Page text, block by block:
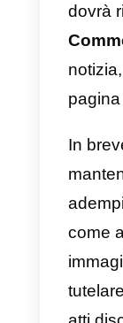
È
di
più